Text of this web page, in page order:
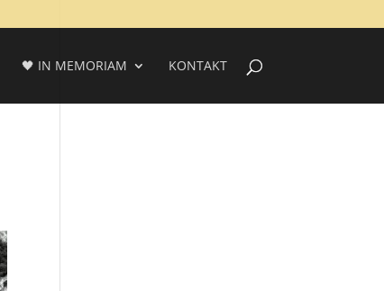
🖤 IN MEMORIAM KONTAKT